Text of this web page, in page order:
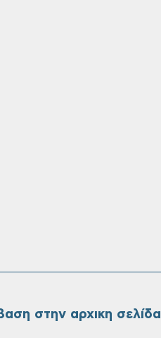
στην αρχικη σελίδα